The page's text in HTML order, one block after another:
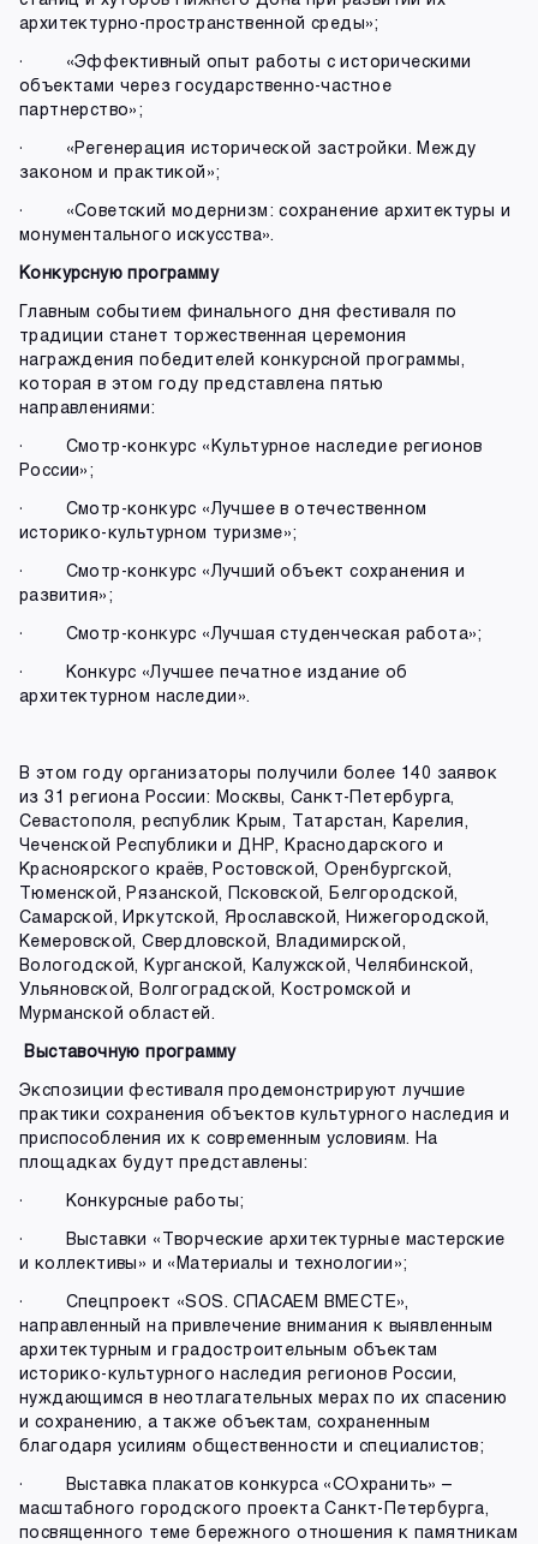
архитектурно-пространственной среды»;
· «Эффективный опыт работы с историческими
объектами через государственно-частное
партнерство»;
· «Регенерация исторической застройки. Между
законом и практикой»;
· «Советский модернизм: сохранение архитектуры и
монументального искусства».
Конкурсную программу
Главным событием финального дня фестиваля по
традиции станет торжественная церемония
награждения победителей конкурсной программы,
которая в этом году представлена пятью
направлениями:
· Смотр-конкурс «Культурное наследие регионов
России»;
· Смотр-конкурс «Лучшее в отечественном
историко-культурном туризме»;
· Смотр-конкурс «Лучший объект сохранения и
развития»;
· Смотр-конкурс «Лучшая студенческая работа»;
· Конкурс «Лучшее печатное издание об
архитектурном наследии».
В этом году организаторы получили более 140 заявок
из 31 региона России: Москвы, Санкт-Петербурга,
Севастополя, республик Крым, Татарстан, Карелия,
Чеченской Республики и ДНР, Краснодарского и
Красноярского краёв, Ростовской, Оренбургской,
Тюменской, Рязанской, Псковской, Белгородской,
Самарской, Иркутской, Ярославской, Нижегородской,
Кемеровской, Свердловской, Владимирской,
Вологодской, Курганской, Калужской, Челябинской,
Ульяновской, Волгоградской, Костромской и
Мурманской областей.
Выставочную программу
Экспозиции фестиваля продемонстрируют лучшие
практики сохранения объектов культурного наследия и
приспособления их к современным условиям. На
площадках будут представлены:
· Конкурсные работы;
· Выставки «Творческие архитектурные мастерские
и коллективы» и «Материалы и технологии»;
· Спецпроект «SOS. СПАСАЕМ ВМЕСТЕ»,
направленный на привлечение внимания к выявленным
архитектурным и градостроительным объектам
историко-культурного наследия регионов России,
нуждающимся в неотлагательных мерах по их спасению
и сохранению, а также объектам, сохраненным
благодаря усилиям общественности и специалистов;
· Выставка плакатов конкурса «СОхранить» –
масштабного городского проекта Санкт-Петербурга,
посвященного теме бережного отношения к памятникам